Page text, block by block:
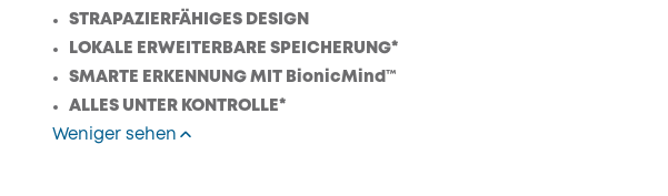
STRAPAZIERFÄHIGES DESIGN
LOKALE ERWEITERBARE SPEICHERUNG*
SMARTE ERKENNUNG MIT BionicMind™
ALLES UNTER KONTROLLE*
Weniger sehen